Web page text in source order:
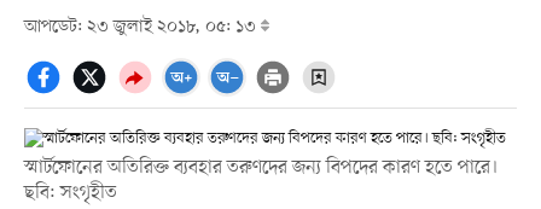
আপডেট: ২৩ জুলাই ২০১৮, ০৫: ১৩
স্মার্টফোনের অতিরিক্ত ব্যবহার তরুণদের জন্য বিপদের কারণ হতে পারে।
ছবি: সংগৃহীত